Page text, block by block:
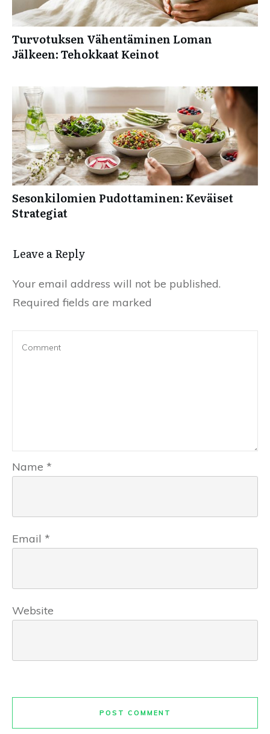
Turvotuksen Vähentäminen Loman
Jälkeen: Tehokkaat Keinot
Sesonkilomien Pudottaminen: Keväiset
Strategiat
Leave a Reply
Your email address will not be published.
Required fields are marked
Name *
Email *
Website
POST COMMENT